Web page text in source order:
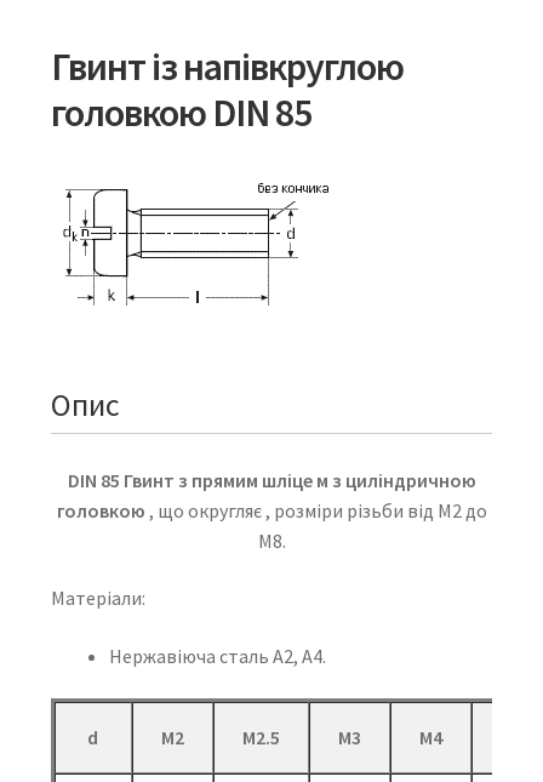
Гвинт із напівкруглою
головкою DIN 85
Опис
DIN 85 Гвинт з прямим шліце м з циліндричною
головкою , що округляє , розміри різьби від М2 до
М8.
Матеріали:
Нержавіюча сталь А2, А4.
d M2 M2.5 M3 M4